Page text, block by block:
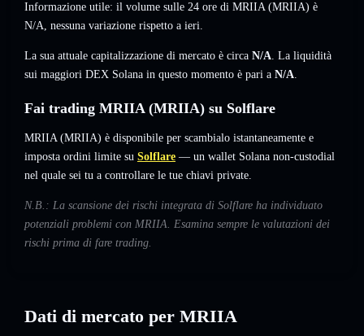
Informazione utile: il volume sulle 24 ore di MRIIA (MRIIA) è
N/A, nessuna variazione rispetto a ieri.
La sua attuale capitalizzazione di mercato è circa N/A. La liquidità
sui maggiori DEX Solana in questo momento è pari a N/A.
Fai trading MRIIA (MRIIA) su Solflare
MRIIA (MRIIA) è disponibile per scambialo istantaneamente e
imposta ordini limite su Solflare — un wallet Solana non-custodial
nel quale sei tu a controllare le tue chiavi private.
N.B.: La scansione dei rischi integrata di Solflare ha individuato
potenziali problemi con MRIIA. Esamina sempre le valutazioni dei
rischi prima di fare trading.
Dati di mercato per MRIIA